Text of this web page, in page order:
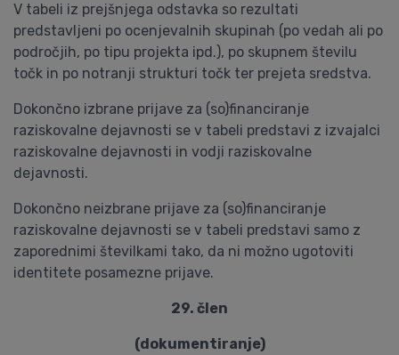
V tabeli iz prejšnjega odstavka so rezultati
predstavljeni po ocenjevalnih skupinah (po vedah ali po
področjih, po tipu projekta ipd.), po skupnem številu
točk in po notranji strukturi točk ter prejeta sredstva.
Dokončno izbrane prijave za (so)financiranje
raziskovalne dejavnosti se v tabeli predstavi z izvajalci
raziskovalne dejavnosti in vodji raziskovalne
dejavnosti.
Dokončno neizbrane prijave za (so)financiranje
raziskovalne dejavnosti se v tabeli predstavi samo z
zaporednimi številkami tako, da ni možno ugotoviti
identitete posamezne prijave.
29. člen
(dokumentiranje)